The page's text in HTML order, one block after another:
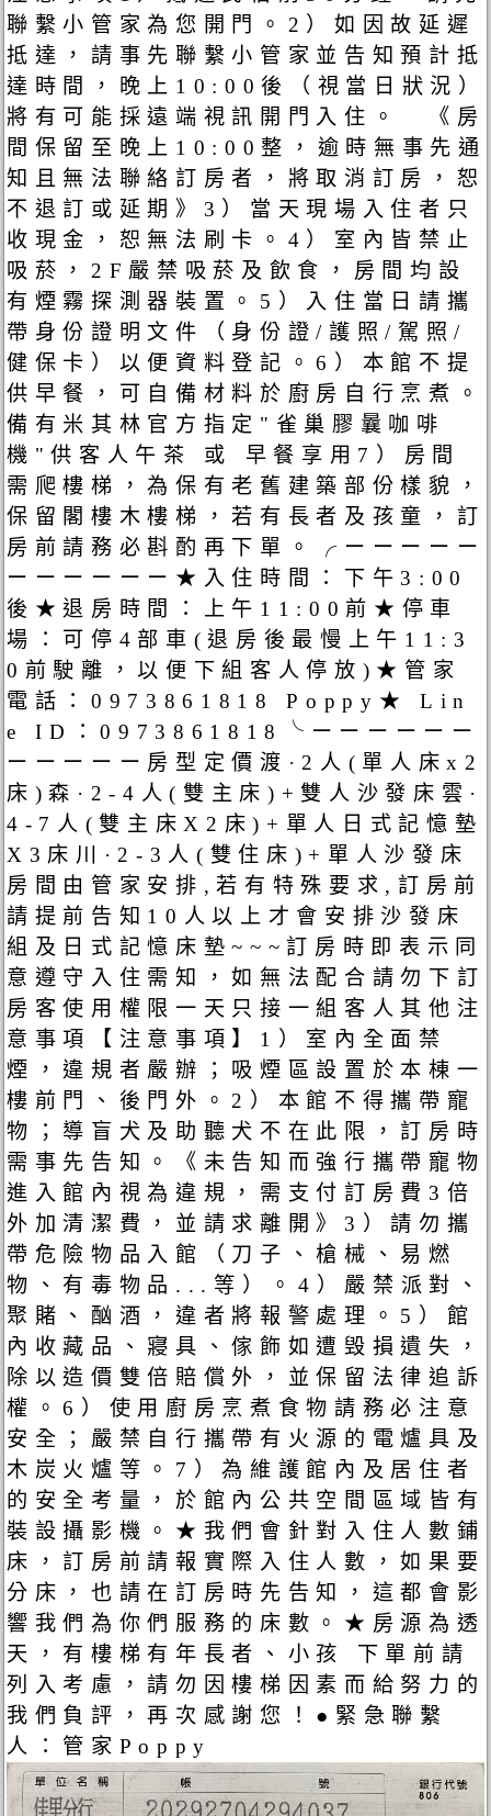
聯繫小管家為您開門。2）如因故延遲
抵達，請事先聯繫小管家並告知預計抵
達時間，晚上10:00後（視當日狀況）
將有可能採遠端視訊開門入住。 《房
間保留至晚上10:00整，逾時無事先通
知且無法聯絡訂房者，將取消訂房，恕
不退訂或延期》3）當天現場入住者只
收現金，恕無法刷卡。4）室內皆禁止
吸菸，2F嚴禁吸菸及飲食，房間均設
有煙霧探測器裝置。5）入住當日請攜
帶身份證明文件（身份證/護照/駕照/
健保卡）以便資料登記。6）本館不提
供早餐，可自備材料於廚房自行烹煮。
備有米其林官方指定"雀巢膠曩咖啡
機"供客人午茶 或 早餐享用7）房間
需爬樓梯，為保有老舊建築部份樣貌，
保留閣樓木樓梯，若有長者及孩童，訂
房前請務必斟酌再下單。╭ーーーーー
ーーーーーー★入住時間：下午3:00
後★退房時間：上午11:00前★停車
場：可停4部車(退房後最慢上午11:3
0前駛離，以便下組客人停放)★管家
電話：0973861818 Poppy★ Lin
e ID：0973861818╰ーーーーーー
ーーーーー房型定價渡·2人(單人床x2
床)森·2-4人(雙主床)+雙人沙發床雲·
4-7人(雙主床X2床)+單人日式記憶墊
X3床川·2-3人(雙住床)+單人沙發床
房間由管家安排,若有特殊要求,訂房前
請提前告知10人以上才會安排沙發床
組及日式記憶床墊~~~訂房時即表示同
意遵守入住需知，如無法配合請勿下訂
房客使用權限一天只接一組客人其他注
意事項【注意事項】1）室內全面禁
煙，違規者嚴辦；吸煙區設置於本棟一
樓前門、後門外。2）本館不得攜帶寵
物；導盲犬及助聽犬不在此限，訂房時
需事先告知。《未告知而強行攜帶寵物
進入館內視為違規，需支付訂房費3倍
外加清潔費，並請求離開》3）請勿攜
帶危險物品入館（刀子、槍械、易燃
物、有毒物品...等）。4）嚴禁派對、
聚賭、酗酒，違者將報警處理。5）館
內收藏品、寢具、傢飾如遭毁損遺失，
除以造價雙倍賠償外，並保留法律追訴
權。6）使用廚房烹煮食物請務必注意
安全；嚴禁自行攜帶有火源的電爐具及
木炭火爐等。7）為維護館內及居住者
的安全考量，於館內公共空間區域皆有
裝設攝影機。★我們會針對入住人數鋪
床，訂房前請報實際入住人數，如果要
分床，也請在訂房時先告知，這都會影
響我們為你們服務的床數。★房源為透
天，有樓梯有年長者、小孩 下單前請
列入考慮，請勿因樓梯因素而給努力的
我們負評，再次感謝您！●緊急聯繫
人：管家Poppy